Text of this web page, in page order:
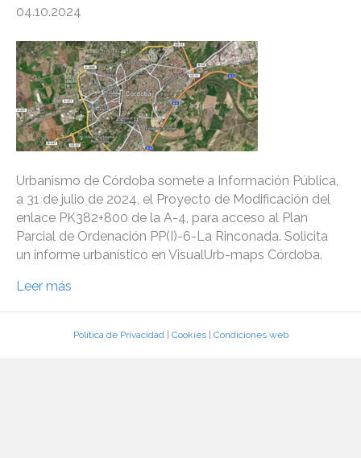
04.10.2024
Urbanismo de Córdoba somete a Información Pública,
a 31 de julio de 2024, el Proyecto de Modificación del
enlace PK382+800 de la A-4, para acceso al Plan
Parcial de Ordenación PP(I)-6-La Rinconada. Solicita
un informe urbanístico en VisualUrb-maps Córdoba.
Leer más
Política de Privacidad| Cookies| Condiciones web